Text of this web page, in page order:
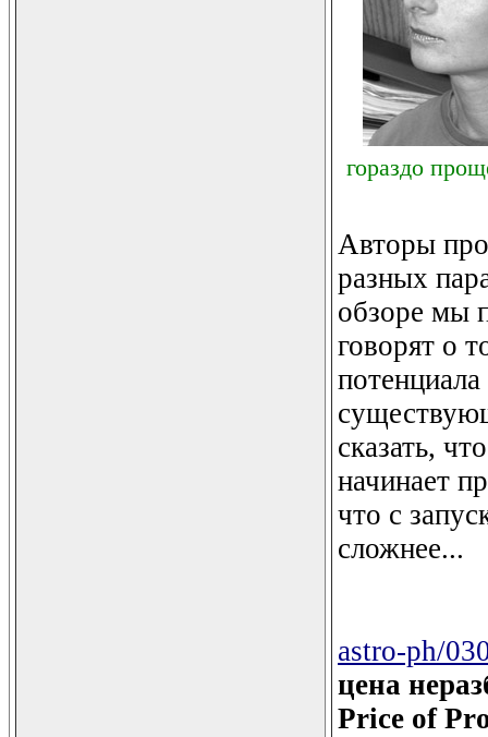
гораздо
Авторы
разных
обзоре мы
говорят о
сказать,
начинает
что с
сложнее...
astro-ph/
цена
Price of